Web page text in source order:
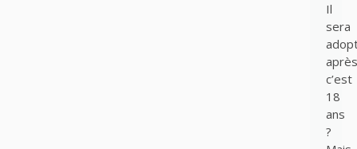
Il
sera
après
c’est
18
ans
?